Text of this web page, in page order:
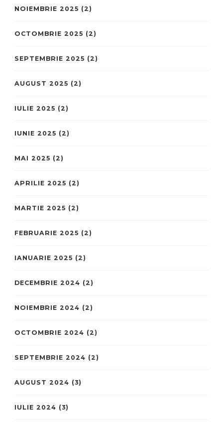
NOIEMBRIE 2025 (2)
OCTOMBRIE 2025 (2)
SEPTEMBRIE 2025 (2)
AUGUST 2025 (2)
IULIE 2025 (2)
IUNIE 2025 (2)
MAI 2025 (2)
APRILIE 2025 (2)
MARTIE 2025 (2)
FEBRUARIE 2025 (2)
IANUARIE 2025 (2)
DECEMBRIE 2024 (2)
NOIEMBRIE 2024 (2)
OCTOMBRIE 2024 (2)
SEPTEMBRIE 2024 (2)
AUGUST 2024 (3)
IULIE 2024 (3)